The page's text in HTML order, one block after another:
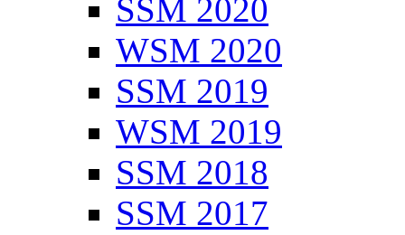
SSM 2020
WSM 2020
SSM 2019
WSM 2019
SSM 2018
SSM 2017